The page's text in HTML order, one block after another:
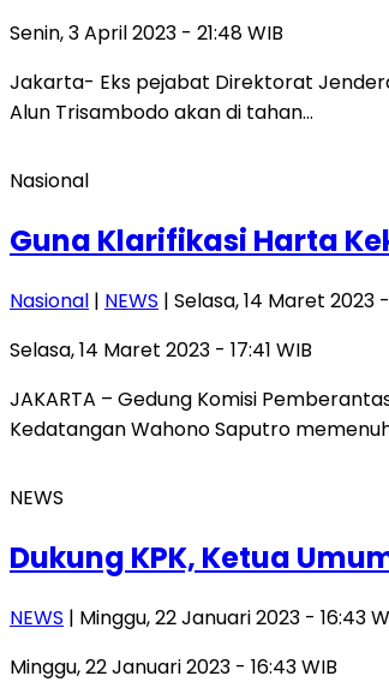
Senin, 3 April 2023 - 21:48 WIB
Jakarta- Eks pejabat Direktorat
Alun Trisambodo akan di tahan…
Nasional
Guna Klarifikasi Harta
Nasional | NEWS | Selasa, 14 Maret 2023 -
Selasa, 14 Maret 2023 - 17:41 WIB
JAKARTA – Gedung Komisi
Kedatangan Wahono Saputro
NEWS
Dukung KPK, Ketua
NEWS | Minggu, 22 Januari 2023 - 16:43
Minggu, 22 Januari 2023 - 16:43 WIB